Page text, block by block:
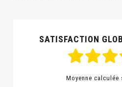
SATISFACTION
Moyenne calculée